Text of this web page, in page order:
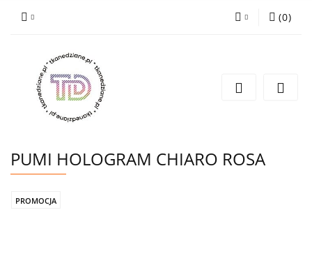
Wyślij e-mail
(0)
PUMI HOLOGRAM CHIARO ROSA
PROMOCJA